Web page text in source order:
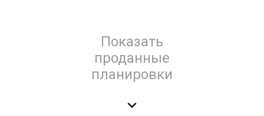
Показать
проданные
планировки
